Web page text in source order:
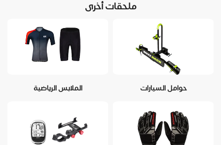
ملحقات أخرى
حوامل السيارات الملابس الرياضية